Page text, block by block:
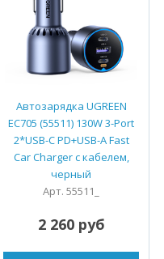
Автозарядка UGREEN
EC705 (55511) 130W 3-Port
2*USB-C PD+USB-A Fast
Car Charger с кабелем,
черный
Арт. 55511_
2 260 руб